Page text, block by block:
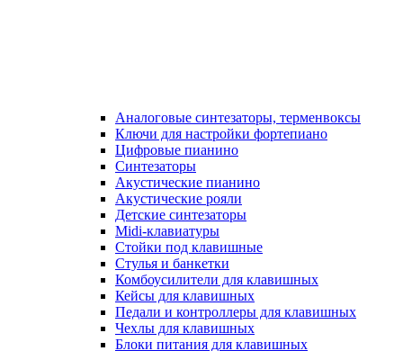
Аналоговые синтезаторы, терменвоксы
Ключи для настройки фортепиано
Цифровые пианино
Синтезаторы
Акустические пианино
Акустические рояли
Детские синтезаторы
Midi-клавиатуры
Стойки под клавишные
Стулья и банкетки
Комбоусилители для клавишных
Кейсы для клавишных
Педали и контроллеры для клавишных
Чехлы для клавишных
Блоки питания для клавишных